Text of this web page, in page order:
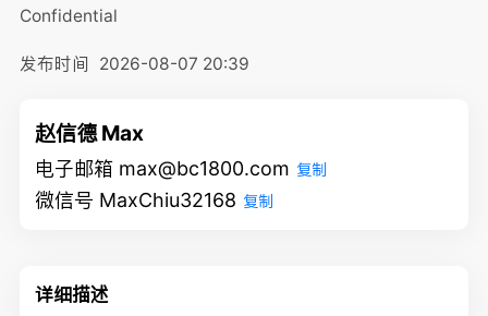
Confidential
发布时间 2026-08-07 20:39
赵信德 Max
电子邮箱 max@bc1800.com 复制
微信号 MaxChiu32168 复制
详细描述